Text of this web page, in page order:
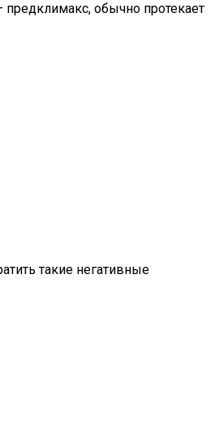
обычно протекает
такие негативные